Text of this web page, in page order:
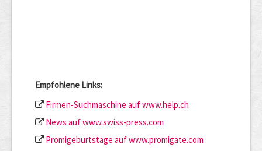
Empfohlene Links:
Firmen-Suchmaschine auf www.help.ch
News auf www.swiss-press.com
Promigeburtstage auf www.promigate.com